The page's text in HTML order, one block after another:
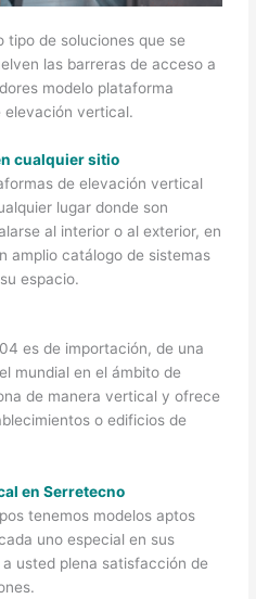
tipo de soluciones que se
las barreras de acceso a
modelo plataforma
elevación vertical.
cualquier sitio
de elevación vertical
lugar donde son
al interior o al exterior, en
amplio catálogo de sistemas
espacio.
es de importación, de una
mundial en el ámbito de
de manera vertical y ofrece
o edificios de
en Serretecno
tenemos modelos aptos
uno especial en sus
usted plena satisfacción de